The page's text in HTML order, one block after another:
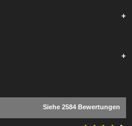
+
+
Siehe 2584 Bewertungen